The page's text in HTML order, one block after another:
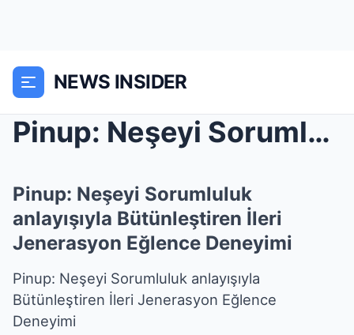
NEWS INSIDER
Pinup: Neşeyi Sorumluluk anlayışıyla Bütünleştiren...
Pinup: Neşeyi Sorumluluk
anlayışıyla Bütünleştiren İleri
Jenerasyon Eğlence Deneyimi
Pinup: Neşeyi Sorumluluk anlayışıyla
Bütünleştiren İleri Jenerasyon Eğlence
Deneyimi